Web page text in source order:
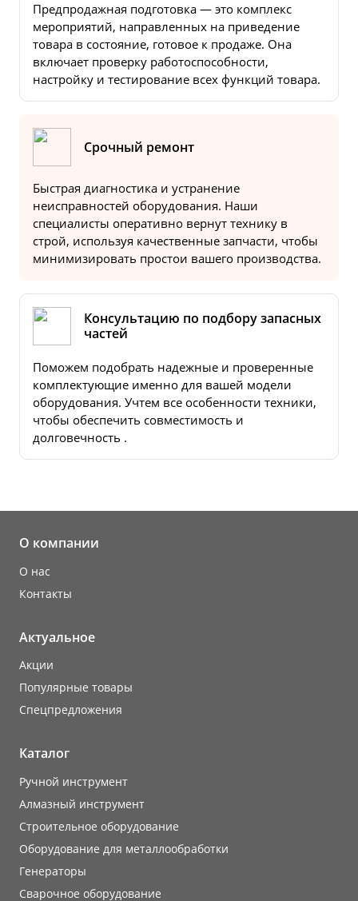
Предпродажная подготовка — это комплекс
мероприятий, направленных на приведение
товара в состояние, готовое к продаже. Она
включает проверку работоспособности,
настройку и тестирование всех функций товара.
Срочный ремонт
Быстрая диагностика и устранение
неисправностей оборудования. Наши
специалисты оперативно вернут технику в
строй, используя качественные запчасти, чтобы
минимизировать простои вашего производства.
Консультацию по подбору запасных
частей
Поможем подобрать надежные и проверенные
комплектующие именно для вашей модели
оборудования. Учтем все особенности техники,
чтобы обеспечить совместимость и
долговечность .
О компании
О нас
Контакты
Актуальное
Акции
Популярные товары
Cпецпредложения
Каталог
Ручной инструмент
Алмазный инструмент
Строительное оборудование
Оборудование для металлообработки
Генераторы
Сварочное оборудование